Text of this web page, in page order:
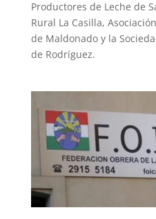
Productores de Leche de
Rural La Casilla,
de Maldonado y la
de Rodríguez.